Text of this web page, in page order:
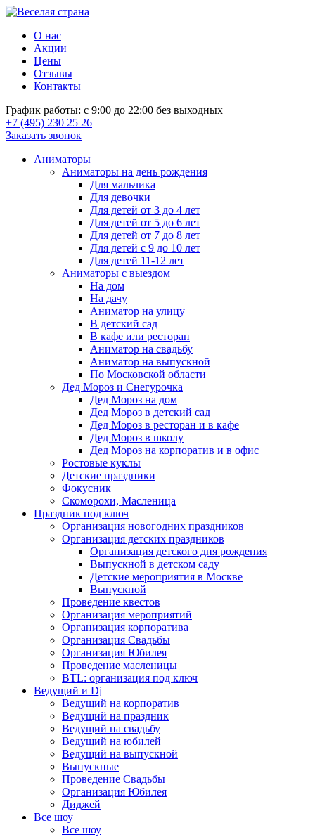
О нас
Акции
Цены
Отзывы
Контакты
График работы: с 9:00 до 22:00 без выходных
+7 (495) 230 25 26
Заказать звонок
Аниматоры
Аниматоры на день рождения
Для мальчика
Для девочки
Для детей от 3 до 4 лет
Для детей от 5 до 6 лет
Для детей от 7 до 8 лет
Для детей с 9 до 10 лет
Для детей 11-12 лет
Аниматоры с выездом
На дом
На дачу
Аниматор на улицу
В детский сад
В кафе или ресторан
Аниматор на свадьбу
Аниматор на выпускной
По Московской области
Дед Мороз и Снегурочка
Дед Мороз на дом
Дед Мороз в детский сад
Дед Мороз в ресторан и в кафе
Дед Мороз в школу
Дед Мороз на корпоратив и в офис
Ростовые куклы
Детские праздники
Фокусник
Скоморохи, Масленица
Праздник под ключ
Организация новогодних праздников
Организация детских праздников
Организация детского дня рождения
Выпускной в детском саду
Детские мероприятия в Москве
Выпускной
Проведение квестов
Организация мероприятий
Организация корпоратива
Организация Свадьбы
Организация Юбилея
Проведение масленицы
BTL: организация под ключ
Ведущий и Dj
Ведущий на корпоратив
Ведущий на праздник
Ведущий на свадьбу
Ведущий на юбилей
Ведущий на выпускной
Выпускные
Проведение Свадьбы
Организация Юбилея
Диджей
Все шоу
Все шоу